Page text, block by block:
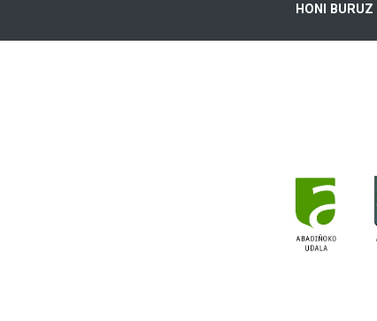
HONI BURUZ